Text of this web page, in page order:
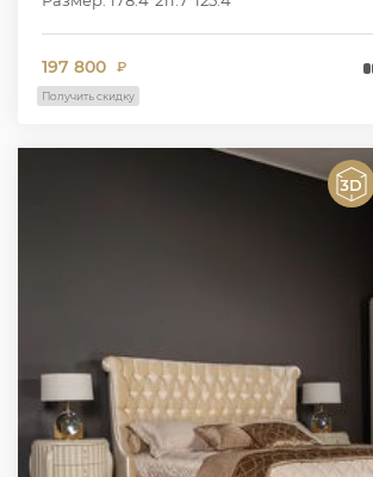
197 800 ₽
Получить скидку